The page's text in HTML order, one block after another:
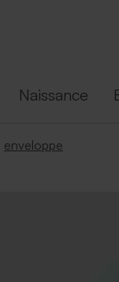
Naissance
enveloppe